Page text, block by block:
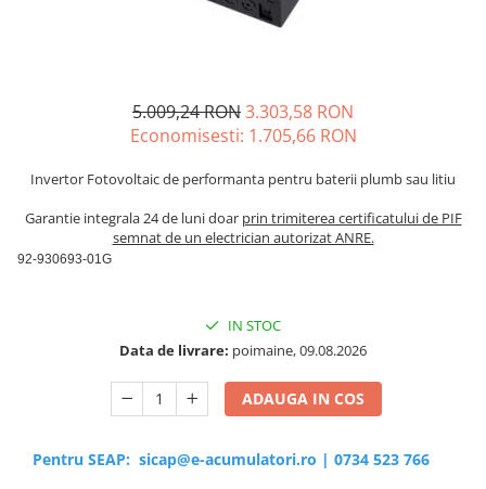
Redresoare auto, moto, barci si
5.009,24 RON3.303,58 RON
Economisesti: 1.705,66 RON
Invertor Fotovoltaic de performanta pentru baterii plumb sau litiu
Garantie integrala 24 de luni doar prin trimiterea certificatului de PIF
semnat de un electrician autorizat ANRE.
92-930693-01G
IN STOC
Data de livrare: poimaine, 09.08.2026
ADAUGA IN COS
Pentru SEAP: sicap@e-acumulatori.ro | 0734 523 766